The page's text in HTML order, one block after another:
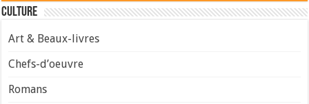
Culture
Art & Beaux-livres
Chefs-d’oeuvre
Romans